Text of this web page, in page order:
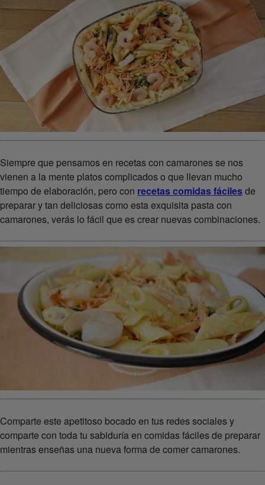
Siempre que pensamos en recetas con camarones se nos
vienen a la mente platos complicados o que llevan mucho
tiempo de elaboración, pero con recetas comidas fácilesde
preparar y tan deliciosas como esta exquisita pasta con
camarones, verás lo fácil que es crear nuevas combinaciones.
Comparte este apetitoso bocado en tus redes sociales y
comparte con toda tu sabiduría en comidas fáciles de preparar
mientras enseñas una nueva forma de comer camarones.